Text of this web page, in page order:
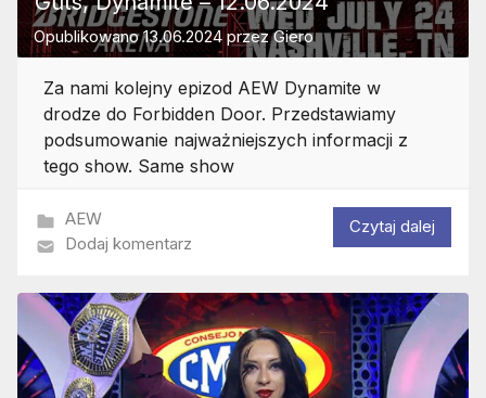
Opublikowano13.06.2024 przezGiero
Za nami kolejny epizod AEW Dynamite w
drodze do Forbidden Door. Przedstawiamy
podsumowanie najważniejszych informacji z
tego show. Same show
AEW
Dodaj komentarz
Czytaj dalej